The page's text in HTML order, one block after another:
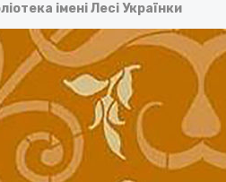
імені Лесі Українки